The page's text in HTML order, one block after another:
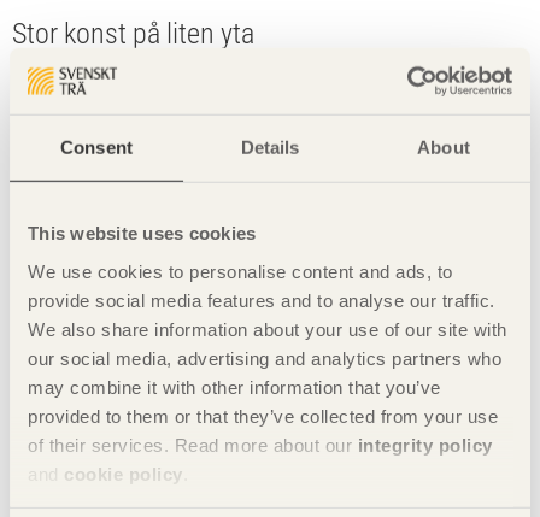
Consent Details About
This website uses cookies
We use cookies to personalise content and ads, to
provide social media features and to analyse our traffic.
We also share information about your use of our site with
our social media, advertising and analytics partners who
may combine it with other information that you’ve
provided to them or that they’ve collected from your use
of their services. Read more about our integrity policy
and cookie policy
Stor konst på liten yta
I den lilla hissen på Stockholms stadshotell har Klara
Knutsson, med hjälp av tekniken intarsia, återskapat scener